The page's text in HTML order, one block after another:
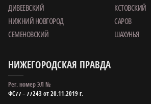
ДИВЕЕВСКИЙ
КСТОВСКИЙ
НИЖНИЙ НОВГОРОД
САРОВ
СЕМЕНОВСКИЙ
ШАХУНЬЯ
НИЖЕГОРОДСКАЯ ПРАВДА
Рег. номер ЭЛ №
ФС77 – 77243 от 20.11.2019 г.